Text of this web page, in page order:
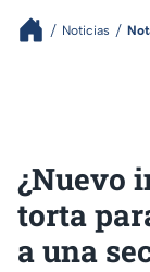
Noticias
¿Nuevo
torta
a una